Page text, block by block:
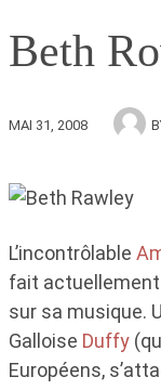
Beth
MAI 31, 2008
L’incontrôlable
fait actuellement
sur sa musique.
Galloise Duffy
Européens,